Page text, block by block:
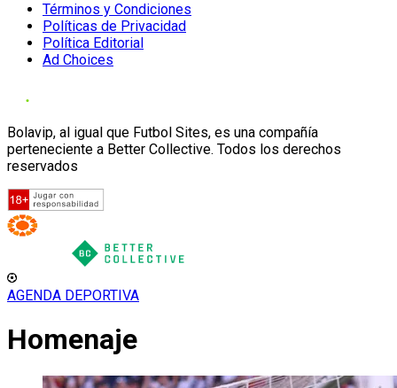
Términos y Condiciones
Políticas de Privacidad
Política Editorial
Ad Choices
Bolavip, al igual que Futbol Sites, es una compañía
perteneciente a Better Collective. Todos los derechos
reservados
AGENDA DEPORTIVA
Homenaje